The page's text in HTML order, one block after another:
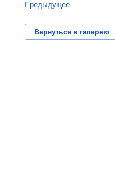
Предыдущее
Вернуться в галерею